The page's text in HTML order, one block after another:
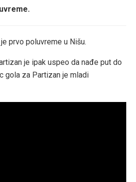
prvo poluvreme u Nišu.
je ipak uspeo da nađe put do
gola za Partizan je mladi